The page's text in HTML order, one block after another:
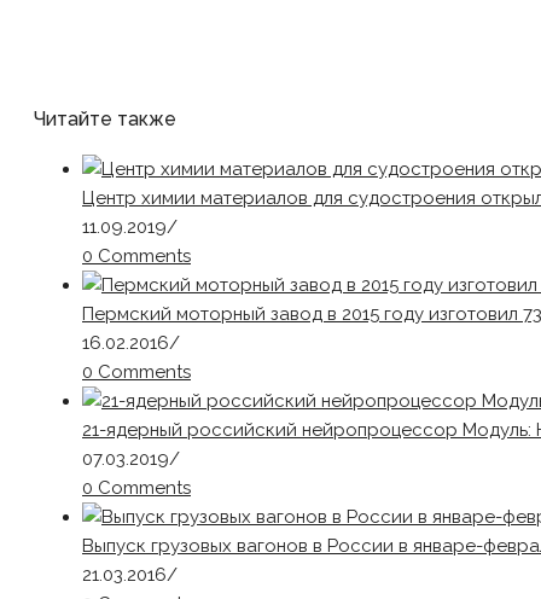
Читайте также
Центр химии материалов для судостроения
11.09.2019/
0 Comments
Пермский моторный завод в 2015 году изготовил
16.02.2016/
0 Comments
21-ядерный российский нейропроцессор Модуль:
07.03.2019/
0 Comments
Выпуск грузовых вагонов в России в январе-
21.03.2016/